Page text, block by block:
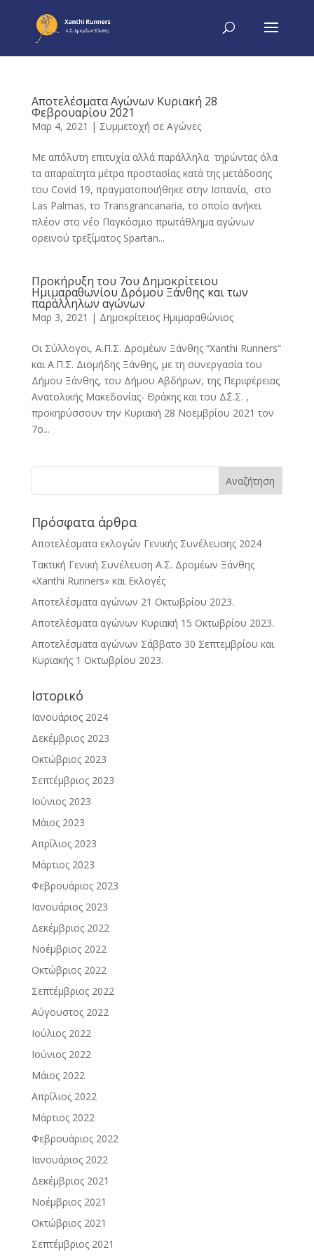
Αποτελέσματα Αγώνων Κυριακή 28
Φεβρουαρίου 2021
Μαρ 4, 2021 | Συμμετοχή σε Αγώνες
Με απόλυτη επιτυχία αλλά παράλληλα τηρώντας όλα
τα απαραίτητα μέτρα προστασίας κατά της μετάδοσης
του Covid 19, πραγματοποιήθηκε στην Ισπανία, στο
Las Palmas, το Transgrancanaria, το οποίο ανήκει
πλέον στο νέο Παγκόσμιο πρωτάθλημα αγώνων
ορεινού τρεξίματος Spartan...
Προκήρυξη του 7ου Δημοκρίτειου
Ημιμαραθωνίου Δρόμου Ξάνθης και των
παράλληλων αγώνων
Μαρ 3, 2021 | Δημοκρίτειος Ημιμαραθώνιος
Οι Σύλλογοι, Α.Π.Σ. Δρομέων Ξάνθης “Xanthi Runners”
και Α.Π.Σ. Διομήδης Ξάνθης, με τη συνεργασία του
Δήμου Ξάνθης, του Δήμου Αβδήρων, της Περιφέρειας
Ανατολικής Μακεδονίας- Θράκης και του Δ΄Σ.Σ. ,
προκηρύσσουν την Κυριακή 28 Νοεμβρίου 2021 τον
7ο...
Πρόσφατα άρθρα
Αποτελέσματα εκλογών Γενικής Συνέλευσης 2024
Τακτική Γενική Συνέλευση Α.Σ. Δρομέων Ξάνθης
«Xanthi Runners» και Εκλογές
Αποτελέσματα αγώνων 21 Οκτωβρίου 2023.
Αποτελέσματα αγώνων Κυριακή 15 Οκτωβρίου 2023.
Αποτελέσματα αγώνων Σάββατο 30 Σεπτεμβρίου και
Κυριακής 1 Οκτωβρίου 2023.
Ιστορικό
Ιανουάριος 2024
Δεκέμβριος 2023
Οκτώβριος 2023
Σεπτέμβριος 2023
Ιούνιος 2023
Μάιος 2023
Απρίλιος 2023
Μάρτιος 2023
Φεβρουάριος 2023
Ιανουάριος 2023
Δεκέμβριος 2022
Νοέμβριος 2022
Οκτώβριος 2022
Σεπτέμβριος 2022
Αύγουστος 2022
Ιούλιος 2022
Ιούνιος 2022
Μάιος 2022
Απρίλιος 2022
Μάρτιος 2022
Φεβρουάριος 2022
Ιανουάριος 2022
Δεκέμβριος 2021
Νοέμβριος 2021
Οκτώβριος 2021
Σεπτέμβριος 2021